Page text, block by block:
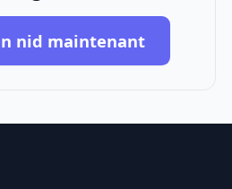
nid maintenant